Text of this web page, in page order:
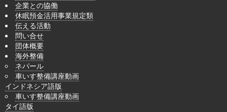
企業との協働
休眠預金活用事業規定類
伝える活動
問い合せ
団体概要
海外整備
ネパール
車いす整備講座動画
インドネシア語版
車いす整備講座動画
タイ語版